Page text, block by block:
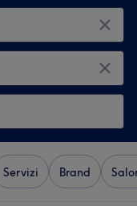
Servizi Brand